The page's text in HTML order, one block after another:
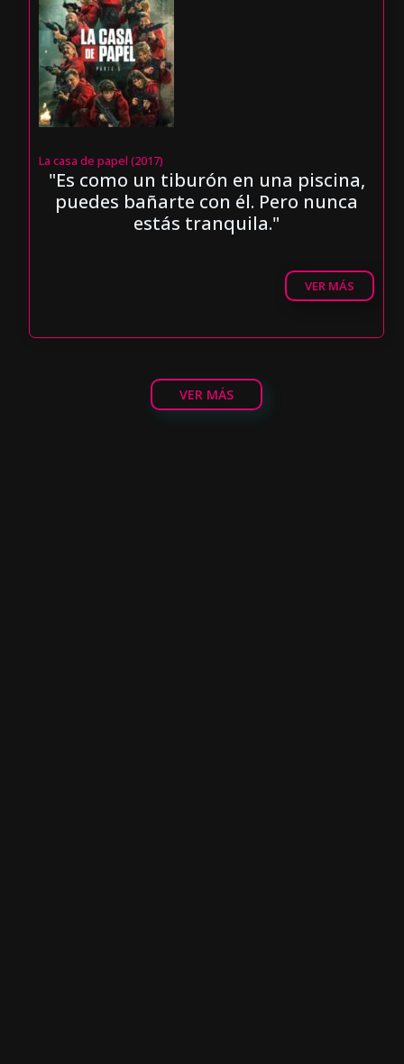
La casa de papel (2017)
"Es como un tiburón en una piscina,
puedes bañarte con él. Pero nunca
estás tranquila."
VER MÁS
VER MÁS